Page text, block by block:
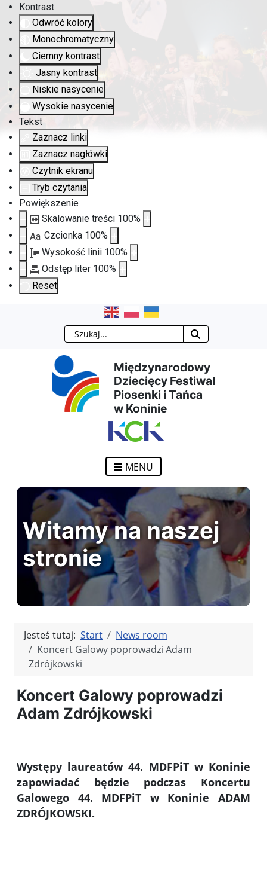
Kontrast
Odwróć kolory
Monochromatyczny
Ciemny kontrast
Jasny kontrast
Niskie nasycenie
Wysokie nasycenie
Tekst
Zaznacz linki
Zaznacz nagłówki
Czytnik ekranu
Tryb czytania
Powiększenie
Skalowanie treści 100%
Aa Czcionka 100%
Wysokość linii 100%
Odstęp liter 100%
Reset
Przejdź
treści
głównej
Przejdź
menu
nawigacyjnego
Przejdź
wyszukiwarki
Przejdź
mapy
strony
Szukaj
Międzynarodowy
Dziecięcy Festiwal
Piosenki i Tańca
w Koninie
MENU
Witamy na naszej
stronie
Jesteś tutaj: Start
News room
Koncert Galowy poprowadzi Adam
Zdrójkowski
Koncert Galowy poprowadzi
Adam Zdrójkowski
Występy laureatów 44. MDFPiT w Koninie
zapowiadać będzie podczas Koncertu
Galowego 44. MDFPiT w Koninie ADAM
ZDRÓJKOWSKI.